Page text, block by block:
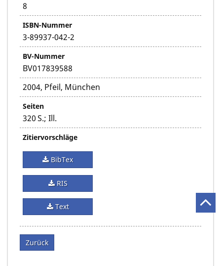
8
ISBN-Nummer
3-89937-042-2
BV-Nummer
BV017839588
2004, Pfeil, München
Seiten
320 S.; Ill.
Zitiervorschläge
BibTex
RIS
Text
Zurück